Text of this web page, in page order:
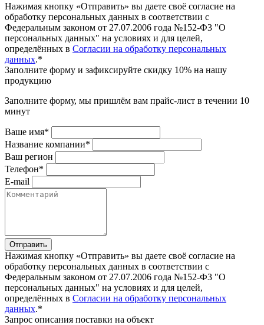
Нажимая кнопку «Отправить» вы даете своё согласие на
обработку персональных данных в соответствии с
Федеральным законом от 27.07.2006 года №152-Ф3 "О
персональных данных" на условиях и для целей,
определённых в Согласии на обработку персональных
данных.*
Заполните форму и зафиксируйте скидку 10% на нашу
продукцию
Заполните форму, мы пришлём вам прайс-лист в течении 10
минут
Ваше имя*
Название компании*
Ваш регион
Телефон*
E-mail
Отправить
Нажимая кнопку «Отправить» вы даете своё согласие на
обработку персональных данных в соответствии с
Федеральным законом от 27.07.2006 года №152-Ф3 "О
персональных данных" на условиях и для целей,
определённых в Согласии на обработку персональных
данных.*
Запрос описания поставки на объект